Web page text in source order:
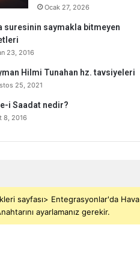
Ocak 27, 2026
suresinin saymakla bitmeyen
23, 2016
Hilmi Tunahan hz. tavsiyeleri
25, 2021
i Saadat nedir?
8, 2016
sayfası> Entegrasyonlar'da Hava
ayarlamanız gerekir.